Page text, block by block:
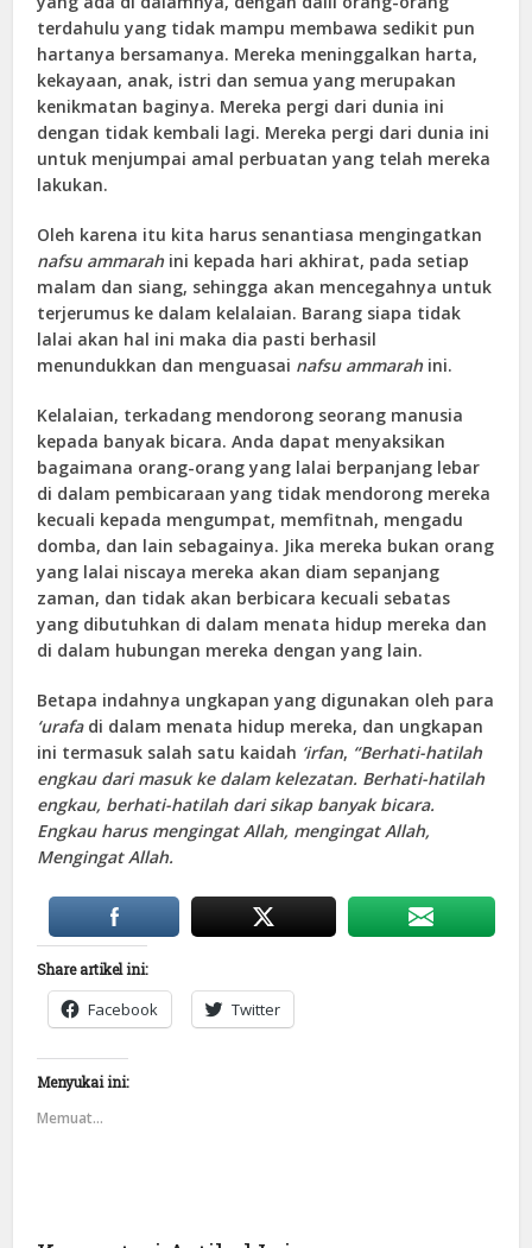
terdahulu yang tidak mampu membawa sedikit pun
hartanya bersamanya. Mereka meninggalkan harta,
kekayaan, anak, istri dan semua yang merupakan
kenikmatan baginya. Mereka pergi dari dunia ini
dengan tidak kembali lagi. Mereka pergi dari dunia ini
untuk menjumpai amal perbuatan yang telah mereka
lakukan.
Oleh karena itu kita harus senantiasa mengingatkan
nafsu ammarah ini kepada hari akhirat, pada setiap
malam dan siang, sehingga akan mencegahnya untuk
terjerumus ke dalam kelalaian. Barang siapa tidak
lalai akan hal ini maka dia pasti berhasil
menundukkan dan menguasai nafsu ammarah ini.
Kelalaian, terkadang mendorong seorang manusia
kepada banyak bicara. Anda dapat menyaksikan
bagaimana orang-orang yang lalai berpanjang lebar
di dalam pembicaraan yang tidak mendorong mereka
kecuali kepada mengumpat, memfitnah, mengadu
domba, dan lain sebagainya. Jika mereka bukan orang
yang lalai niscaya mereka akan diam sepanjang
zaman, dan tidak akan berbicara kecuali sebatas
yang dibutuhkan di dalam menata hidup mereka dan
di dalam hubungan mereka dengan yang lain.
Betapa indahnya ungkapan yang digunakan oleh para
‘urafadi dalam menata hidup mereka, dan ungkapan
ini termasuk salah satu kaidah ‘irfan, “Berhati-hatilah
engkau dari masuk ke dalam kelezatan. Berhati-hatilah
engkau, berhati-hatilah dari sikap banyak bicara.
Engkau harus mengingat Allah, mengingat Allah,
Mengingat Allah.
Share artikel ini:
Facebook Twitter
Menyukai ini:
Memuat...